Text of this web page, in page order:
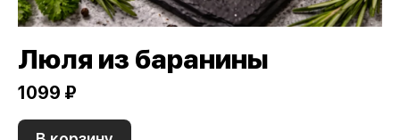
Люля из баранины
1099 ₽